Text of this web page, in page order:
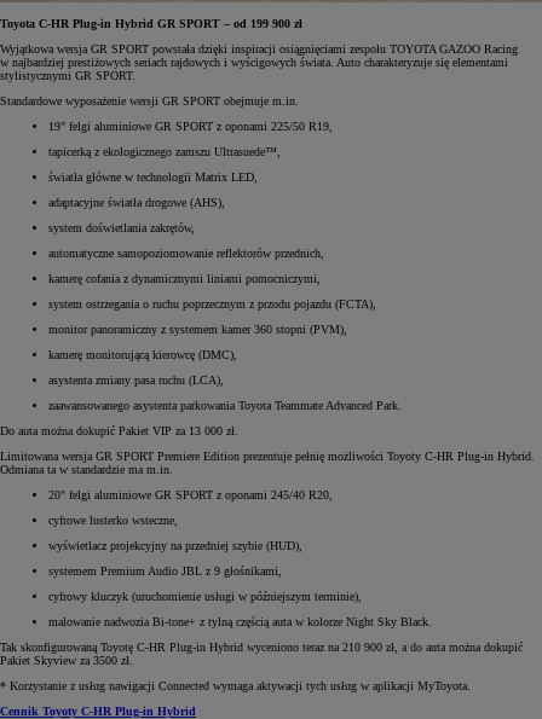
Toyota C-HR Plug-in Hybrid GR SPORT – od 199 900 zł
Wyjątkowa wersja GR SPORT powstała dzięki inspiracji osiągnięciami zespołu TOYOTA GAZOO Racing
w najbardziej prestiżowych seriach rajdowych i wyścigowych świata. Auto charakteryzuje się elementami
stylistycznymi GR SPORT.
Standardowe wyposażenie wersji GR SPORT obejmuje m.in.
19" felgi aluminiowe GR SPORT z oponami 225/50 R19,
tapicerką z ekologicznego zamszu Ultrasuede™,
światła główne w technologii Matrix LED,
adaptacyjne światła drogowe (AHS),
system doświetlania zakrętów,
automatyczne samopoziomowanie reflektorów przednich,
kamerę cofania z dynamicznymi liniami pomocniczymi,
system ostrzegania o ruchu poprzecznym z przodu pojazdu (FCTA),
monitor panoramiczny z systemem kamer 360 stopni (PVM),
kamerę monitorującą kierowcę (DMC),
asystenta zmiany pasa ruchu (LCA),
zaawansowanego asystenta parkowania Toyota Teammate Advanced Park.
Do auta można dokupić Pakiet VIP za 13 000 zł.
Limitowana wersja GR SPORT Premiere Edition prezentuje pełnię możliwości Toyoty C-HR Plug-in Hybrid.
Odmiana ta w standardzie ma m.in.
20" felgi aluminiowe GR SPORT z oponami 245/40 R20,
cyfrowe lusterko wsteczne,
wyświetlacz projekcyjny na przedniej szybie (HUD),
systemem Premium Audio JBL z 9 głośnikami,
cyfrowy kluczyk (uruchomienie usługi w późniejszym terminie),
malowanie nadwozia Bi-tone+ z tylną częścią auta w kolorze Night Sky Black.
Tak skonfigurowaną Toyotę C-HR Plug-in Hybrid wyceniono teraz na 210 900 zł, a do auta można dokupić
Pakiet Skyview za 3500 zł.
* Korzystanie z usług nawigacji Connected wymaga aktywacji tych usług w aplikacji MyToyota.
Cennik Toyoty C-HR Plug-in Hybrid